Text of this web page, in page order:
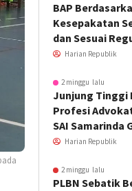
BAP
Kesepakatan
dan Sesuai
Harian Republik
2 minggu lalu
Junjung Tinggi
Profesi
SAI Samarinda
Harian Republik
2 minggu lalu
PLBN Sebatik